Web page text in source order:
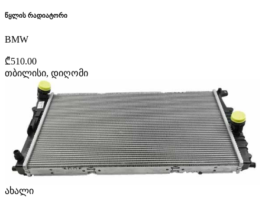
წყლის რადიატორი
BMW
₾510.00
თბილისი, დიღომი
ახალი